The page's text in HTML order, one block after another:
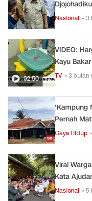
Nasional • 3
02:50
VIDEO:
Kayu Bakar
TV • 3 bulan
'Kampung
Pernah
Gaya Hidup
Viral
Kata
Nasional • 5